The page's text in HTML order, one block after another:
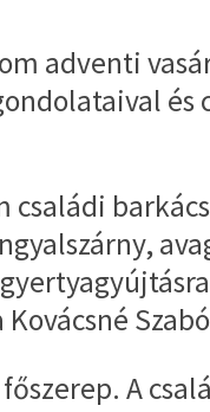
adventi
családi
A